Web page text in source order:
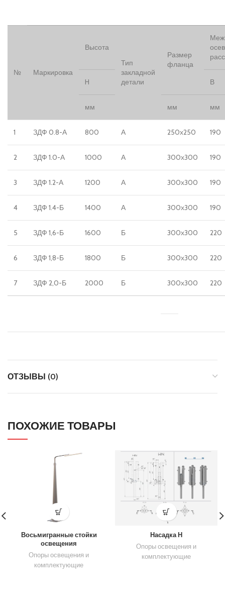
№ Маркировка
Высота
Тип
закладной
детали
Размер
фланца
Меж
H В
мм мм мм
1 ЗДФ 0.8-А 800 А 250х250 190
2 ЗДФ 1.0-А 1000 А 300х300 190
3 ЗДФ 1.2-А 1200 А 300х300 190
4 ЗДФ 1.4-Б 1400 А 300х300 190
5 ЗДФ 1,6-Б 1600 Б 300х300 220
6 ЗДФ 1,8-Б 1800 Б 300х300 220
7 ЗДФ 2,0-Б 2000 Б 300х300 220
ОТЗЫВЫ (0)
ПОХОЖИЕ ТОВАРЫ
Восьмигранные стойки
освещения
Опоры освещения и
комплектующие
Насадка Н
Опоры освещения и
комплектующие